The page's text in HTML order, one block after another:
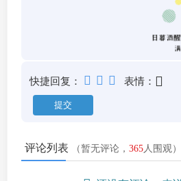
快捷回复： 表情：
评论列表 （暂无评论， 365 人围观）